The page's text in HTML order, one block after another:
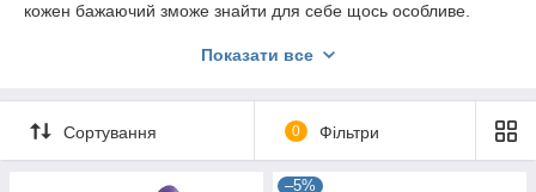
кожен бажаючий зможе знайти для себе щось особливе.
бажають отримати нове, внести перчинку в інтимні ігри, так і
секс-іграшок.
Звичайним вібратором, який є практично у кожної жінки, вже
мало кого здивуєш. Колишні моделі інтимних іграшок не
Показати все
Сортування 0 Фільтри
–5%